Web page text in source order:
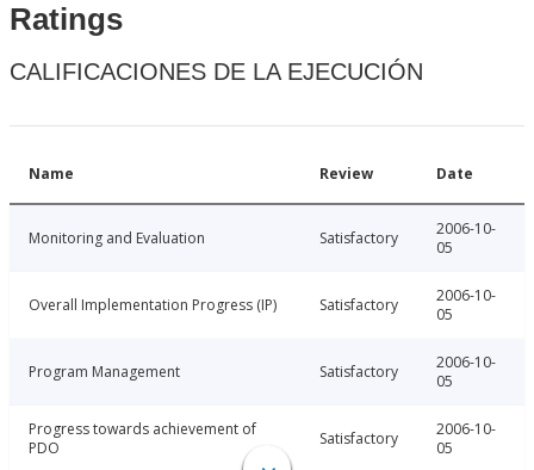
Ratings
CALIFICACIONES DE LA EJECUCIÓN
Name Review Date
Monitoring and Evaluation Satisfactory
2006-10-
05
Overall Implementation Progress (IP) Satisfactory
2006-10-
05
Program Management Satisfactory
2006-10-
05
Progress towards achievement of
PDO
Satisfactory
2006-10-
05